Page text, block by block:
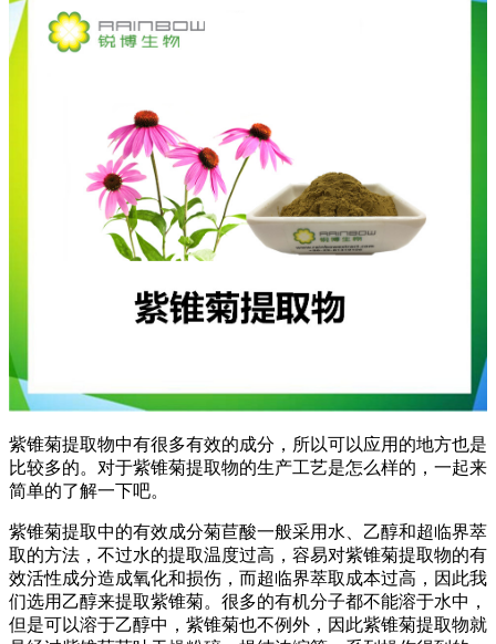
紫锥菊提取物中有很多有效的成分，所以可以应用的地方也是
比较多的。对于紫锥菊提取物的生产工艺是怎么样的，一起来
简单的了解一下吧。
紫锥菊提取中的有效成分菊苣酸一般采用水、乙醇和超临界萃
取的方法，不过水的提取温度过高，容易对紫锥菊提取物的有
效活性成分造成氧化和损伤，而超临界萃取成本过高，因此我
们选用乙醇来提取紫锥菊。很多的有机分子都不能溶于水中，
但是可以溶于乙醇中，紫锥菊也不例外，因此紫锥菊提取物就